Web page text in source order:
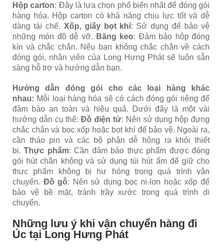
Hộp carton: Đây là lựa chọn phổ biến nhất để đóng gói
hàng hóa. Hộp carton có khả năng chịu lực tốt và dễ
dàng tái chế. Xốp, giấy bọt khí: Sử dụng để bảo vệ
những món đồ dễ vỡ. Băng keo: Đảm bảo hộp đóng
kín và chắc chắn. Nếu bạn không chắc chắn về cách
đóng gói, nhân viên của Long Hưng Phát sẽ luôn sẵn
sàng hỗ trợ và hướng dẫn bạn.
Hướng dẫn đóng gói cho các loại hàng khác
nhau: Mỗi loại hàng hóa sẽ có cách đóng gói riêng để
đảm bảo an toàn và hiệu quả. Dưới đây là một vài
hướng dẫn cụ thể:Đồ điện tử: Nên sử dụng hộp đựng
chắc chắn và bọc xốp hoặc bọt khí để bảo vệ. Ngoài ra,
cần tháo pin và các bộ phận dễ hỏng ra khỏi thiết
bị.Thực phẩm: Cần đảm bảo thực phẩm được đóng
gói hút chân không và sử dụng túi hút ẩm để giữ cho
thực phẩm không bị hư hỏng trong quá trình vận
chuyển. Đồ gỗ: Nên sử dụng bọc ni-lon hoặc xốp để
bảo vệ bề mặt, tránh trầy xước trong quá trình di
chuyển.
Những lưu ý khi vận chuyển hàng đi
Úc tại Long Hưng Phát